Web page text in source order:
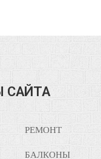
САЙТА
РЕМОНТ
БАЛКОНЫ